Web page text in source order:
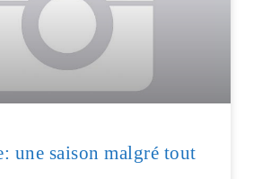
une saison malgré tout